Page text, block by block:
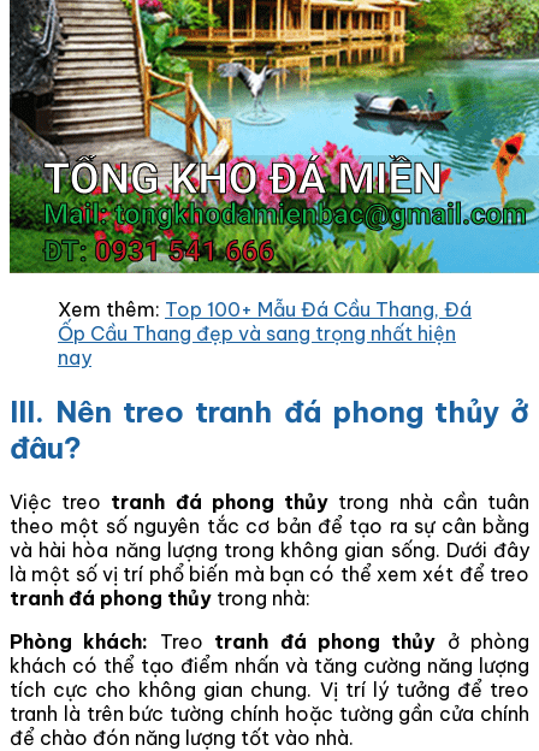
Xem thêm: Top 100+ Mẫu Đá Cầu Thang, Đá
Ốp Cầu Thang đẹp và sang trọng nhất hiện
nay
III. Nên treo tranh đá phong thủy ở
đâu?
Việc treo tranh đá phong thủy trong nhà cần tuân
theo một số nguyên tắc cơ bản để tạo ra sự cân bằng
và hài hòa năng lượng trong không gian sống. Dưới đây
là một số vị trí phổ biến mà bạn có thể xem xét để treo
tranh đá phong thủy trong nhà:
Phòng khách: Treo tranh đá phong thủy ở phòng
khách có thể tạo điểm nhấn và tăng cường năng lượng
tích cực cho không gian chung. Vị trí lý tưởng để treo
tranh là trên bức tường chính hoặc tường gần cửa chính
để chào đón năng lượng tốt vào nhà.